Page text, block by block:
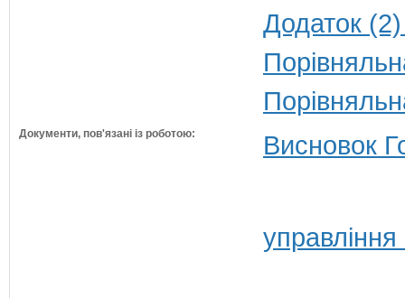
Додаток
Документи, пов'язані із роботою: Висновок